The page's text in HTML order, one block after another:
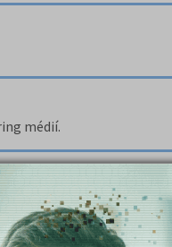
médií.
MF Dnes.